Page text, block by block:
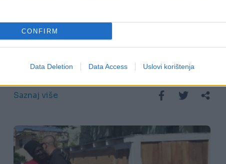
CONFIRM
Data Deletion Data Access Uslovi korištenja
19.10.16. 08:15
Sve što vam u životu treba: 5 savjeta
Saznaj više